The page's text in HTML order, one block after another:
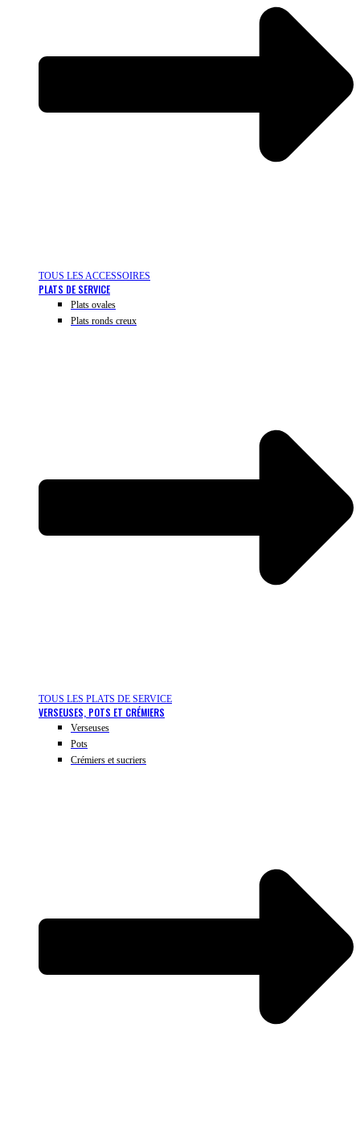
TOUS LES ACCESSOIRES
PLATS DE SERVICE
Plats ovales
Plats ronds creux
TOUS LES PLATS DE SERVICE
VERSEUSES, POTS ET CRÉMIERS
Verseuses
Pots
Crémiers et sucriers